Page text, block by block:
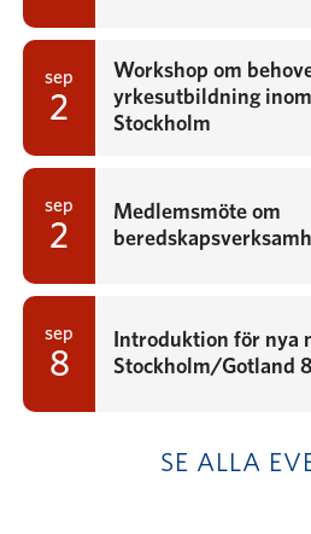
sep
2
Workshop om
yrkesutbildning
Stockholm
sep
2
Medlemsmöte om
sep
8
Introduktion för nya
Stockholm/Gotland
SE ALLA